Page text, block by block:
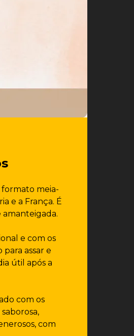
formato meia-
e a França. É
e com os
assar e
útil após a
com os
com